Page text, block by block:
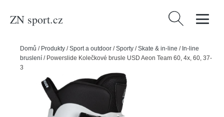
ZN sport.cz Vyhledávání
Domů / Produkty /Sport a outdoor /Sporty /Skate & in-line / In-line
bruslení / Powerslide Kolečkové brusle USD Aeon Team 60, 4x, 60, 37-
38